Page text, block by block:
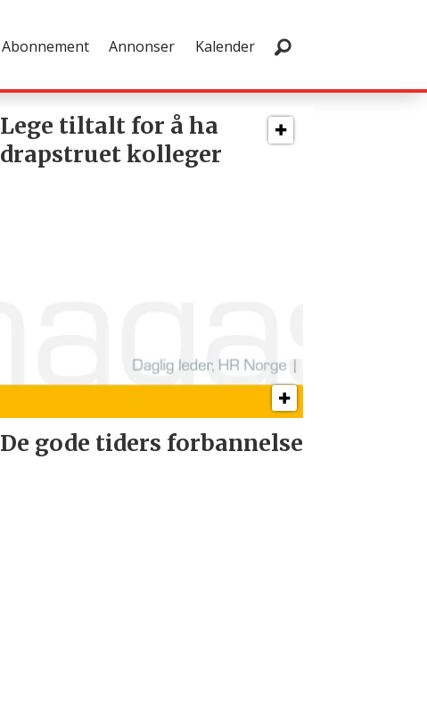
Abonnement Annonser Kalender
Lege tiltalt for å ha
drapstruet kolleger
De gode tiders forbannelse